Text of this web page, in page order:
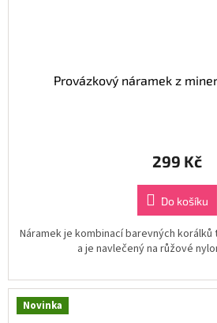
Provázkový náramek z
299 Kč
Do košíku
Náramek je kombinací barevných
a je navlečený na růžové
Novinka